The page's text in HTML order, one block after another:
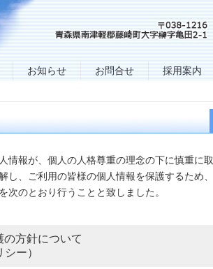
お知らせ お問合せ 採用案内
情報が、個人の人格尊重の理念の下に慎重に取
し、ご利用の皆様の個人情報を保護するため、
のとおり行うことと致しました。
方針について
ー）